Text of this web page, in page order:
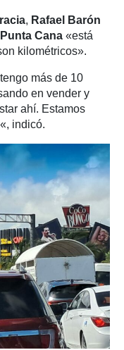
, Rafael Barón
Punta Cana «está
kilométricos».
más de 10
en vender y
ahí. Estamos
«, indicó.